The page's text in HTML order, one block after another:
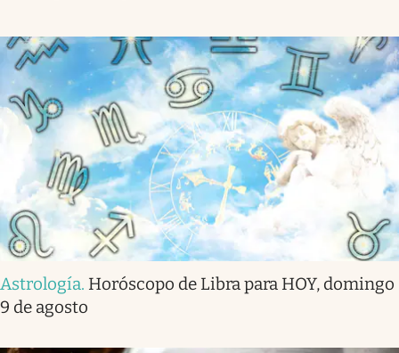
Astrología. Horóscopo de Libra para HOY, domingo
9 de agosto